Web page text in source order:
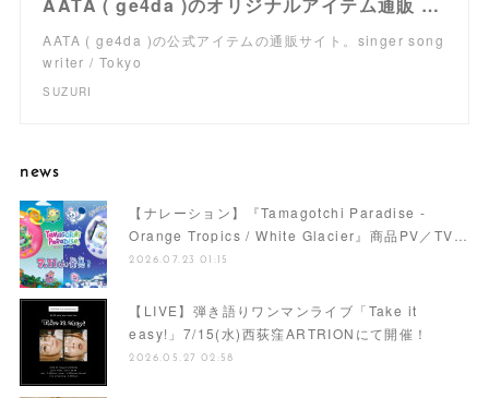
AATA ( ge4da )のオリジナルアイテム通販 ∞ SUZURI（スズリ）
AATA ( ge4da )の公式アイテムの通販サイト。singer song
writer / Tokyo
SUZURI
news
【ナレーション】『Tamagotchi Paradise -
Orange Tropics / White Glacier』商品PV／TV…
2026.07.23 01:15
【LIVE】弾き語りワンマンライブ「Take it
easy!」7/15(水)西荻窪ARTRIONにて開催！
2026.05.27 02:58